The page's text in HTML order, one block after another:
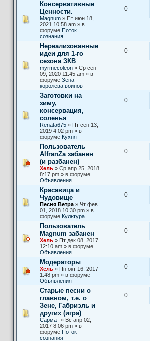
Консервативные
Ценности.
Magnum » Пт июн 18,
2021 10:58 am » в
форуме Поток
сознания
0
Нереализованные
идеи для 1-го
сезона ЗКВ
myrmecoleon » Ср сен
09, 2020 11:45 am » в
форуме Зена-
королева воинов
0
Заготовки на
зиму,
консервация,
соленья
Renata675 » Пт сен 13,
2019 4:02 pm » в
форуме Кухня
0
Пользователь
AlfranZa забанен
(и разбанен)
Хель » Ср апр 25, 2018
8:17 pm » в форуме
Объявления
0
Красавица и
Чудовище
Песня Ветра » Чт фев
01, 2018 10:30 pm » в
форуме Культура
0
Пользователь
Magnum забанен
Хель » Пт дек 08, 2017
12:10 am » в форуме
Объявления
0
Модераторы
Хель » Пн окт 16, 2017
1:48 pm » в форуме
Объявления
0
Старые песни о
главном, т.е. о
Зене, Габриэль и
других (игра)
Сармат » Вс апр 02,
2017 8:06 pm » в
форуме Поток
сознания
0